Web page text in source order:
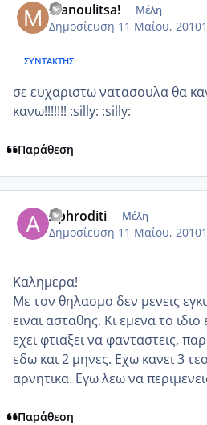
manoulitsa! Μέλη
Δημοσίευση 11 Μαίου, 2010
ΣΥΝΤΆΚΤΗΣ
σε ευχαριστω νατασουλα θα
κανω!!!!!!! :silly: :silly:
Παράθεση
Aphroditi Μέλη
Δημοσίευση 11 Μαίου, 2010
Καλημερα!
Με τον θηλασμο δεν μενεις
ειναι ασταθης. Κι εμενα το
εχει φτιαξει να φανταστεις,
εδω και 2 μηνες. Εχω κανει 3
αρνητικα. Εγω λεω να
Παράθεση